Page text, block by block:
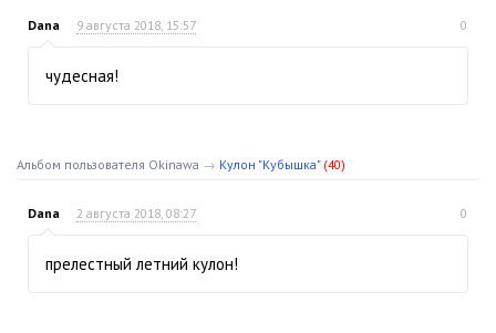
Dana 9 августа 2018, 15:57 0
чудесная!
Альбом пользователя Okinawa → Кулон "Кубышка" (40)
Dana 2 августа 2018, 08:27 0
прелестный летний кулон!